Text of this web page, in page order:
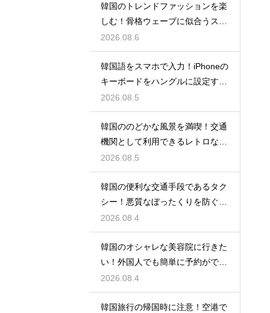
韓国のトレンドファッションを楽
しむ！骨格ウェーブに似合うスタ
イルの特徴
2026.08.6
韓国語をスマホで入力！iPhoneの
キーボードをハングルに設定する
手順
2026.08.5
韓国ののどかな風景を満喫！交通
機関として利用できるレトロな観
光の馬車
2026.08.5
韓国の便利な交通手段であるタク
シー！悪質なぼったくりを防ぐ確
実な対策
2026.08.4
韓国のオシャレな美容院に行きた
い！外国人でも簡単に予約ができ
るアプリ
2026.08.4
韓国旅行の帰国時に注意！空港で